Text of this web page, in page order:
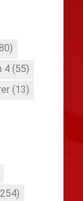
4 (55)
(13)